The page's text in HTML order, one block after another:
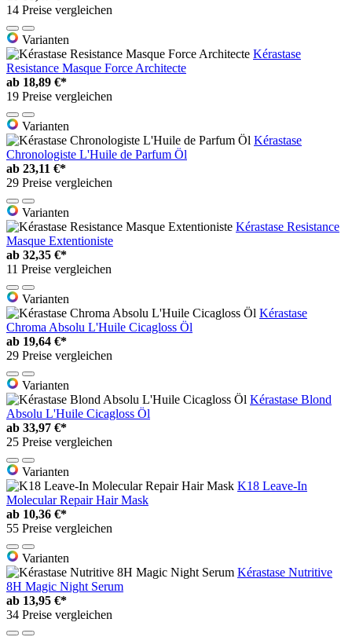
14 Preise vergleichen
Varianten
Kérastase
Resistance Masque Force Architecte
ab 18,89 €*
19 Preise vergleichen
Varianten
Kérastase
Chronologiste L'Huile de Parfum Öl
ab 23,11 €*
29 Preise vergleichen
Varianten
Kérastase Resistance
Masque Extentioniste
ab 32,35 €*
11 Preise vergleichen
Varianten
Kérastase
Chroma Absolu L'Huile Cicagloss Öl
ab 19,64 €*
29 Preise vergleichen
Varianten
Kérastase Blond
Absolu L'Huile Cicagloss Öl
ab 33,97 €*
25 Preise vergleichen
Varianten
K18 Leave-In
Molecular Repair Hair Mask
ab 10,36 €*
55 Preise vergleichen
Varianten
Kérastase Nutritive
8H Magic Night Serum
ab 13,95 €*
34 Preise vergleichen